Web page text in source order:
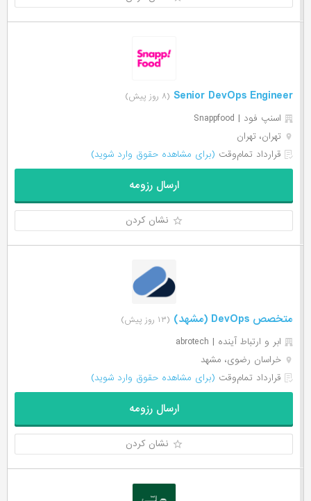
Senior DevOps Engineer (۸ روز پیش)
اسنپ فود | Snappfood
تهران، تهران
قرارداد تمام‌وقت (برای مشاهده حقوق وارد شوید)
ارسال رزومه
نشان کردن
متخصص DevOps (مشهد) (۱۳ روز پیش)
ابر و ارتباط آینده | abrotech
خراسان رضوی، مشهد
قرارداد تمام‌وقت (برای مشاهده حقوق وارد شوید)
ارسال رزومه
نشان کردن